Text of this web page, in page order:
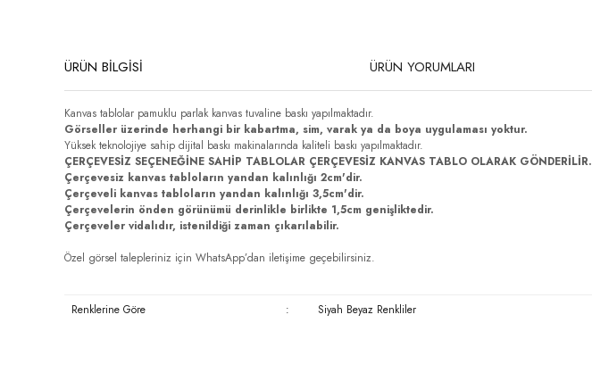
ÜRÜN BİLGİSİ ÜRÜN YORUMLARI
Kanvas tablolar pamuklu parlak kanvas tuvaline baskı yapılmaktadır.
Görseller üzerinde herhangi bir kabartma, sim, varak ya da boya uygulaması yoktur.
Yüksek teknolojiye sahip dijital baskı makinalarında kaliteli baskı yapılmaktadır.
ÇERÇEVESİZ SEÇENEĞİNE SAHİP TABLOLAR ÇERÇEVESİZ KANVAS TABLO OLARAK GÖNDERİLİR.
Çerçevesiz kanvas tabloların yandan kalınlığı 2cm'dir.
Çerçeveli kanvas tabloların yandan kalınlığı 3,5cm'dir.
Çerçevelerin önden görünümü derinlikle birlikte 1,5cm genişliktedir.
Çerçeveler vidalıdır, istenildiği zaman çıkarılabilir.
Özel görsel talepleriniz için WhatsApp’dan iletişime geçebilirsiniz.
Renklerine Göre : Siyah Beyaz Renkliler